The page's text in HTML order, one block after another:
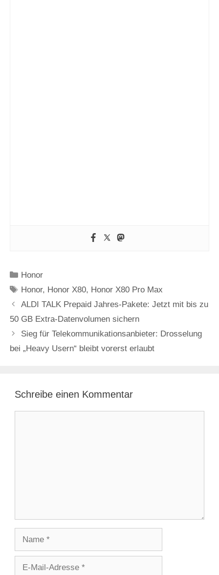
Kategorien
Honor
Schlagwörter
Honor, Honor X80, Honor X80 Pro Max
ALDI TALK Prepaid Jahres-Pakete: Jetzt mit bis zu
50 GB Extra-Datenvolumen sichern
Sieg für Telekommunikationsanbieter: Drosselung
bei „Heavy Usern“ bleibt vorerst erlaubt
Schreibe einen Kommentar